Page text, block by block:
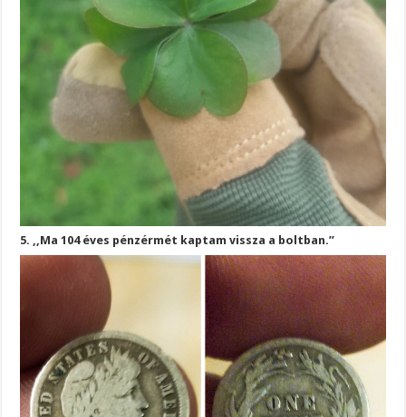
5. ,,Ma 104 éves pénzérmét kaptam vissza a boltban.”